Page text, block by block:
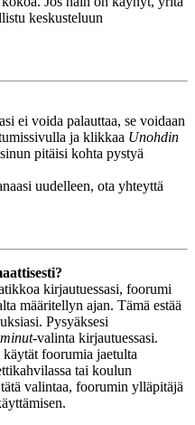
keskusteluun
ei voida palauttaa, se voidaan
ja klikkaa Unohdin
pitäisi kohta pystyä
uudelleen, ota yhteyttä
kirjautuessasi, foorumi
määritellyn ajan. Tämä estää
Pysyäksesi
-valinta kirjautuessasi.
foorumia jaetulta
tai koulun
valintaa, foorumin ylläpitäjä